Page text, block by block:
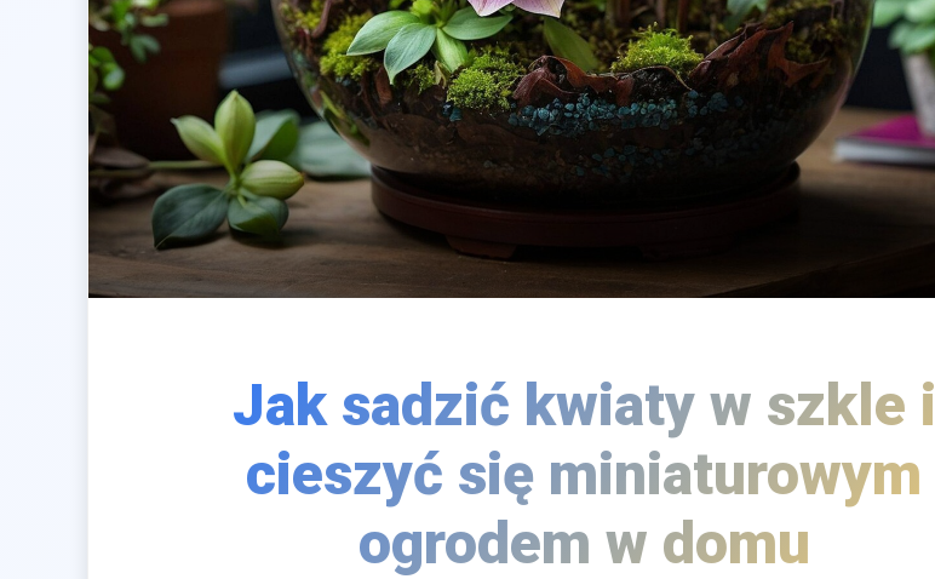
Jak sadzić kwiaty w szkle i
cieszyć się miniaturowym
ogrodem w domu